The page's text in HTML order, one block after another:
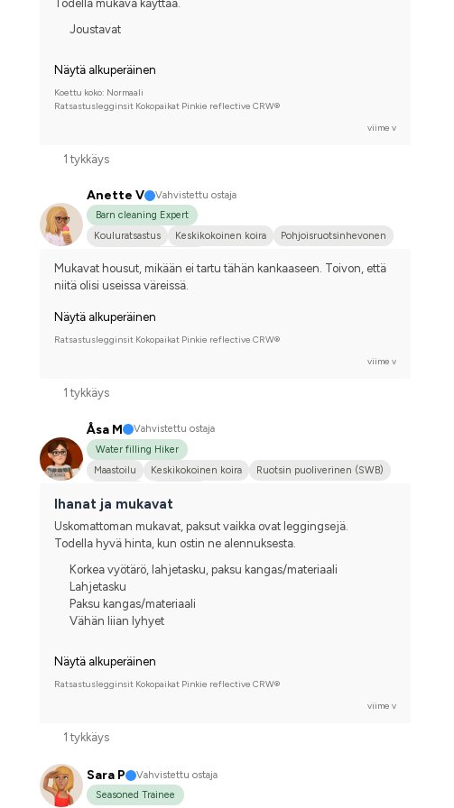
Todella mukava käyttää.
Joustavat
Näytä alkuperäinen
Koettu koko: Normaali
Ratsastuslegginsit Kokopaikat Pinkie reflective CRW®
viime v
1 tykkäys
Anette V
Vahvistettu ostaja
Barn cleaning Expert
Kouluratsastus
Keskikokoinen koira
Pohjoisruotsinhevonen
Mukavat housut, mikään ei tartu tähän kankaaseen. Toivon, että
niitä olisi useissa väreissä.
Näytä alkuperäinen
Ratsastuslegginsit Kokopaikat Pinkie reflective CRW®
viime v
1 tykkäys
Åsa M
Vahvistettu ostaja
Water filling Hiker
Maastoilu
Keskikokoinen koira
Ruotsin puoliverinen (SWB)
Ihanat ja mukavat
Uskomattoman mukavat, paksut vaikka ovat leggingsejä.
Todella hyvä hinta, kun ostin ne alennuksesta.
Korkea vyötärö, lahjetasku, paksu kangas/materiaali
Lahjetasku
Paksu kangas/materiaali
Vähän liian lyhyet
Näytä alkuperäinen
Ratsastuslegginsit Kokopaikat Pinkie reflective CRW®
viime v
1 tykkäys
Sara P
Vahvistettu ostaja
Seasoned Trainee